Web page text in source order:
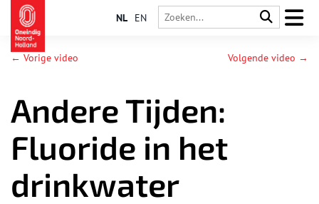
NL EN
← Vorige video Volgende video →
Andere Tijden:
Fluoride in het
drinkwater